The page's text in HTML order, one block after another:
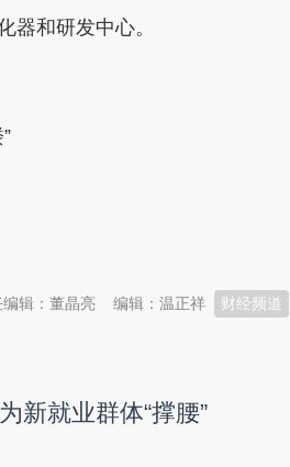
器和研发中心。
财经频道
编辑：温正祥
编辑：董晶亮
新就业群体“撑腰”